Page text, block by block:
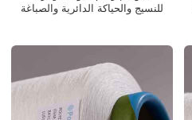
للنسيج والحياكة الدائرية والصباغة